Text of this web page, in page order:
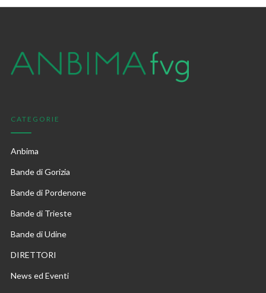
CATEGORIE
Anbima
Bande di Gorizia
Bande di Pordenone
Bande di Trieste
Bande di Udine
DIRETTORI
News ed Eventi